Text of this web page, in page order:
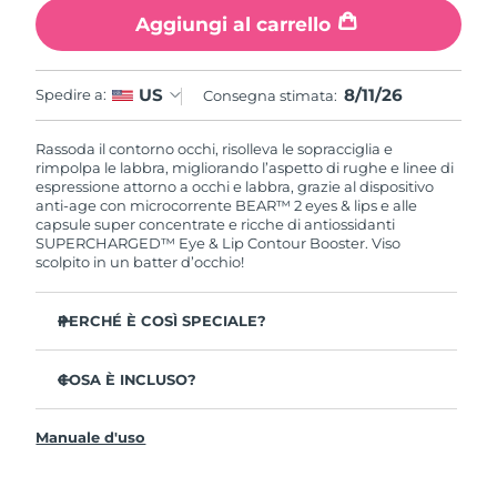
Aggiungi al carrello
Spedire a: US Consegna stimata: 8/11/26
Rassoda il contorno occhi, risolleva le sopracciglia e
rimpolpa le labbra, migliorando l’aspetto di rughe e linee di
espressione attorno a occhi e labbra, grazie al dispositivo
anti-age con microcorrente BEAR™ 2 eyes & lips e alle
capsule super concentrate e ricche di antiossidanti
SUPERCHARGED™ Eye & Lip Contour Booster. Viso
scolpito in un batter d’occhio!
PERCHÉ È COSÌ SPECIALE?
settimana con un’efficacia clinicamente testata.
2 rivoluzionari tipi di microcorrente: Tapping
COSA È INCLUSO?
SUPERCHARGED™ Eye & Lip Contour Booster
Manuale d'uso